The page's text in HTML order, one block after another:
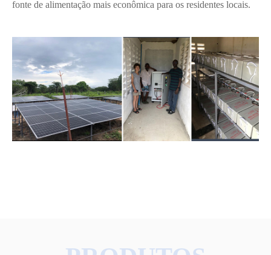
fonte de alimentação mais econômica para os residentes locais.